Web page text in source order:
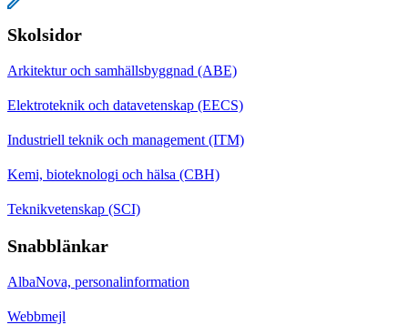
Skolsidor
Arkitektur och samhällsbyggnad (ABE)
Elektroteknik och datavetenskap (EECS)
Industriell teknik och management (ITM)
Kemi, bioteknologi och hälsa (CBH)
Teknikvetenskap (SCI)
Snabblänkar
AlbaNova, personalinformation
Webbmejl